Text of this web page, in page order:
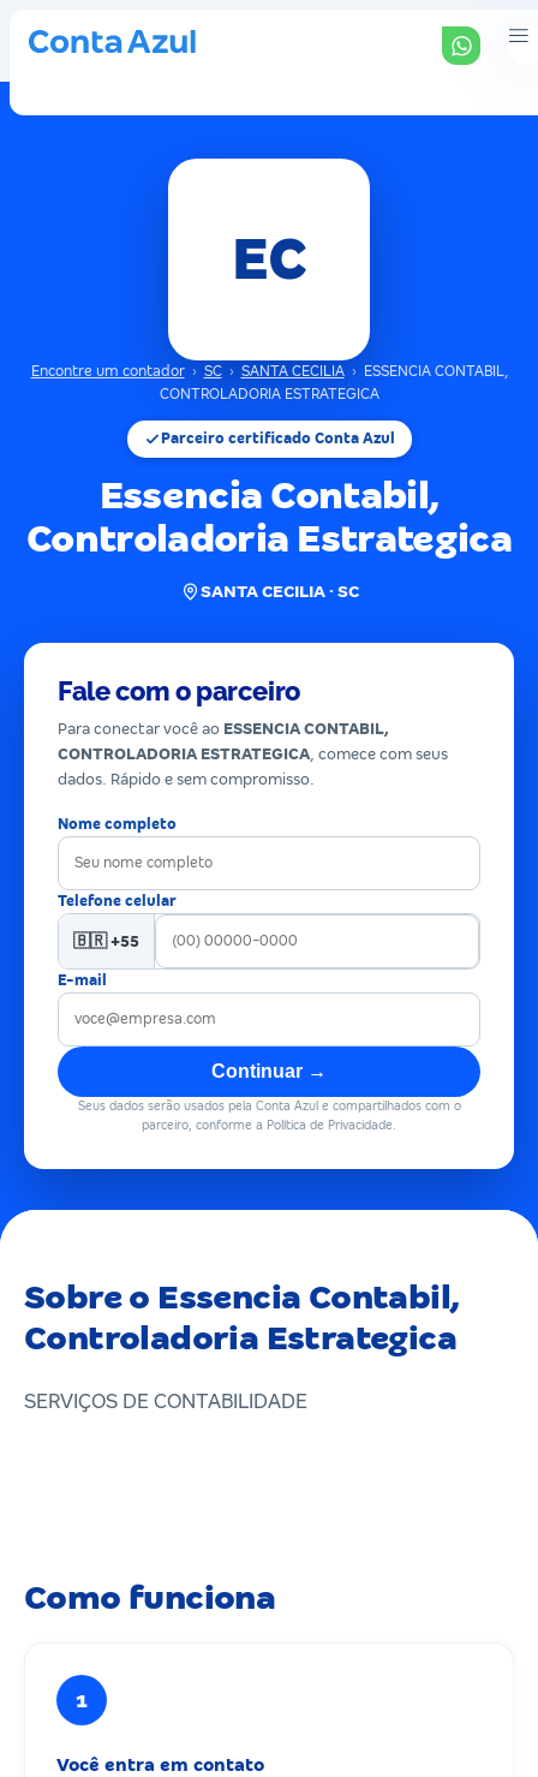
EC
Encontre um contador › SC › SANTA CECILIA ›
ESSENCIA CONTABIL,
CONTROLADORIA ESTRATEGICA
Parceiro certificado Conta Azul
Essencia Contabil,
Controladoria Estrategica
SANTA CECILIA · SC
Fale com o parceiro
Para conectar você ao ESSENCIA CONTABIL,
CONTROLADORIA ESTRATEGICA, comece com seus
dados. Rápido e sem compromisso.
Nome completo
Telefone celular
🇧🇷 +55
E-mail
Continuar →
Seus dados serão usados pela Conta Azul e compartilhados com o
parceiro, conforme a Política de Privacidade.
Sobre o Essencia Contabil,
Controladoria Estrategica
SERVIÇOS DE CONTABILIDADE
Como funciona
1
Você entra em contato